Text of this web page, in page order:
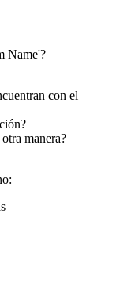
Name'?
con el
manera?